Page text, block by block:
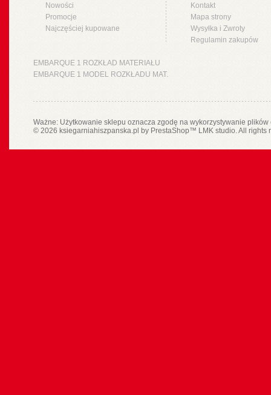
Nowości
Promocje
Najczęściej kupowane
Kontakt
Mapa strony
Wysyłka i Zwroty
Regulamin zakupów
EMBARQUE 1 ROZKŁAD MATERIAŁU
EMBARQUE 1 MODEL ROZKŁADU MAT.
Ważne: Użytkowanie sklepu oznacza zgodę na wykorzystywanie
© 2026 ksiegarniahiszpanska.pl by PrestaShop™ LMK studio. All rights